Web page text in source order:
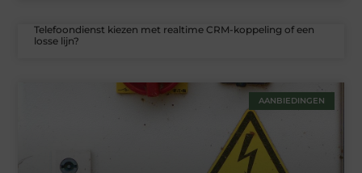
Telefoondienst kiezen met realtime CRM-koppeling of een
losse lijn?
AANBIEDINGEN